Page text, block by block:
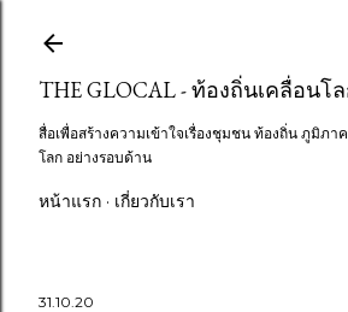
THE GLOCAL - ท้องถิ่นเคลื่อนโ
สื่อเพื่อสร้างความเข้าใจเรื่องชุมชน ท้องถิ่น ภูมิภ
โลก อย่างรอบด้าน
หน้าแรก เกี่ยวกับเรา
31.10.20